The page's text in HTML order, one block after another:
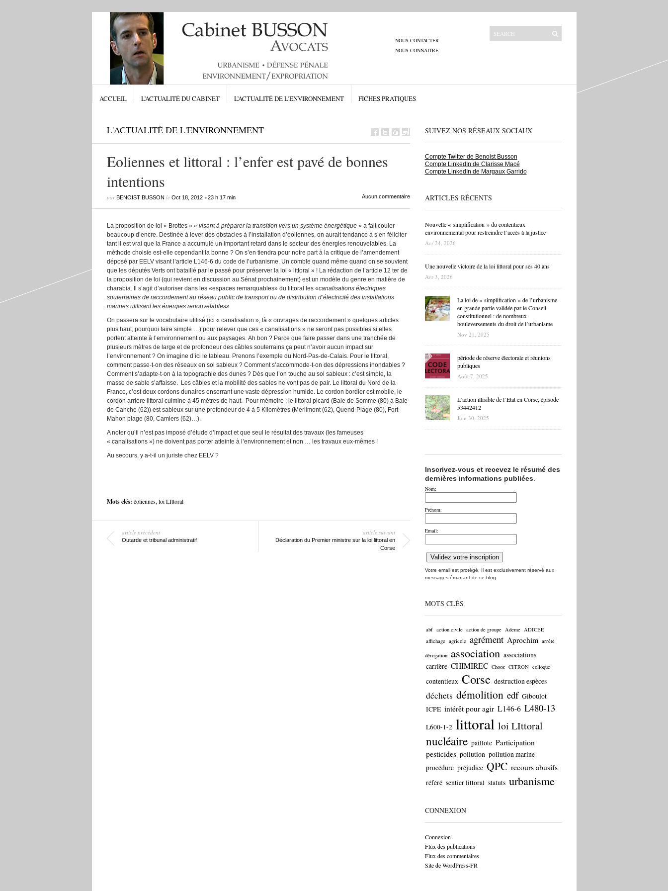
NOUS CONTACTER
NOUS CONNAÎTRE
ACCUEIL L’ACTUALITÉ DU CABINET L’ACTUALITÉ DE L’ENVIRONNEMENT FICHES PRATIQUES
L'ACTUALITÉ DE L'ENVIRONNEMENT
Eoliennes et littoral : l’enfer est pavé de bonnes
intentions
parBENOIST BUSSON le Oct 18, 2012•23 h 17 min Aucun commentaire
La proposition de loi « Brottes » « visant à préparerla transition vers un système énergétique » a fait couler
beaucoup d’encre. Destinée à lever des obstacles à l’installation d’éoliennes, on aurait tendance à s’en féliciter
tant il est vrai que la France a accumulé un important retard dans le secteur des énergies renouvelables. La
méthode choisie est-elle cependant la bonne ? On s’en tiendra pour notre part à la critique de l’amendement
déposé par EELV visant l’article L146-6 du code de l’urbanisme. Un comble quand même quand on se souvient
que les députés Verts ont bataillé par le passé pour préserver la loi « littoral » ! La rédaction de l’article 12 ter de
la proposition de loi (qui revient en discussion au Sénat prochainement) est un modèle du genre en matière de
charabia. Il s’agit d’autoriser dans les «espaces remarquables» du littoral les «canalisations électriques
souterraines de raccordement au réseau public de transport ou de distribution d’électricité des installations
marines utilisant les énergies renouvelables».
On passera sur le vocabulaire utilisé (ici « canalisation », là « ouvrages de raccordement » quelques articles
plus haut, pourquoi faire simple …) pour relever que ces « canalisations » ne seront pas possibles si elles
portent atteinte à l’environnement ou aux paysages. Ah bon ? Parce que faire passer dans une tranchée de
plusieurs mètres de large et de profondeur des câbles souterrains ça peut n’avoir aucun impact sur
l’environnement ? On imagine d’ici le tableau. Prenons l’exemple du Nord-Pas-de-Calais. Pour le littoral,
comment passe-t-on des réseaux en sol sableux ? Comment s’accommode-t-on des dépressions inondables ?
Comment s’adapte-t-on à la topographie des dunes ? Dès que l’on touche au sol sableux : c’est simple, la
masse de sable s’affaisse. Les câbles et la mobilité des sables ne vont pas de pair. Le littoral du Nord de la
France, c’est deux cordons dunaires enserrant une vaste dépression humide. Le cordon bordier est mobile, le
cordon arrière littoral culmine à 45 mètres de haut. Pour mémoire : le littoral picard (Baie de Somme (80) à Baie
de Canche (62)) est sableux sur une profondeur de 4 à 5 Kilomètres (Merlimont (62), Quend-Plage (80), Fort-
Mahon plage (80, Camiers (62)…).
A noter qu’il n’est pas imposé d’étude d’impact et que seul le résultat des travaux (les fameuses
« canalisations ») ne doivent pas porter atteinte à l’environnement et non … les travaux eux-mêmes !
Au secours, y a-t-il un juriste chez EELV ?
Mots clés: éoliennes, loi LIttoral
article précédent
Outarde et tribunal administratif
article suivant
Déclaration du Premier ministre sur la loi littoral en
Corse
SUIVEZ NOS RÉSEAUX SOCIAUX
Compte Twitter de Benoist Busson
Compte LinkedIn de Clarisse Macé
Compte LinkedIn de Margaux Garrido
ARTICLES RÉCENTS
Nouvelle « simplification » du contentieux
environnemental pour restreindre l’accès à la justice
Avr 24, 2026
Une nouvelle victoire de la loi littoral pour ses 40 ans
Avr 3, 2026
La loi de « simplification » de l’urbanisme
en grande partie validée par le Conseil
constitutionnel : de nombreux
bouleversements du droit de l’urbanisme
Nov 21, 2025
période de réserve électorale et réunions
publiques
Août 7, 2025
L’action illisible de l’Etat en Corse, épisode
53442412
Juin 30, 2025
Inscrivez-vous et recevez le résumé des
dernières informations publiées.
Nom:
Prénom:
Email:
Votre email est protégé. Il est exclusivement réservé aux
messages émanant de ce blog.
MOTS CLÉS
abf action civile action de groupe Ademe ADICEE
affichage agricole agrément Aprochim arrêté
dérogation association associations
carrière CHIMIREC Chooz CITRON colloque
contentieux Corse destruction espèces
déchets démolition edf Giboulot
ICPE intérêt pour agir L146-6 L480-13
L600-1-2 littoral loi LIttoral
nucléaire paillote Participation
pesticides pollution pollution marine
procédure préjudice QPC recours abusifs
référé sentier littoral statuts urbanisme
CONNEXION
Connexion
Flux des publications
Flux des commentaires
Site de WordPress-FR